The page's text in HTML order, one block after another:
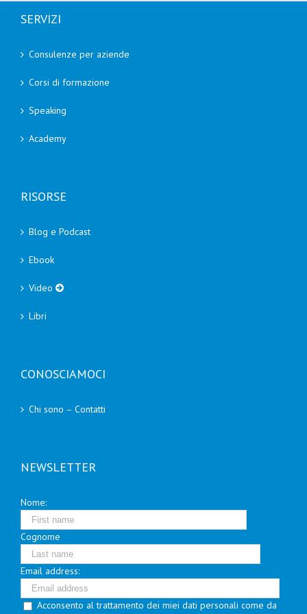
SERVIZI
Consulenze per aziende
Corsi di formazione
Speaking
Academy
RISORSE
Blog e Podcast
Ebook
Video
Libri
CONOSCIAMOCI
Chi sono – Contatti
NEWSLETTER
Nome:
Cognome
Email address:
Acconsento al trattamento dei miei dati personali come da